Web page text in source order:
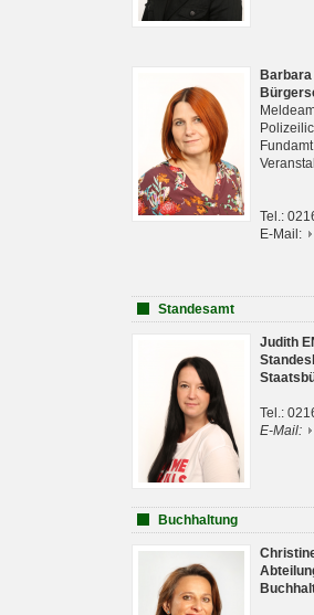
Tel.:
E-Mail:
Standesamt
Judith
Tel.:
E-Mail:
Buchhaltung